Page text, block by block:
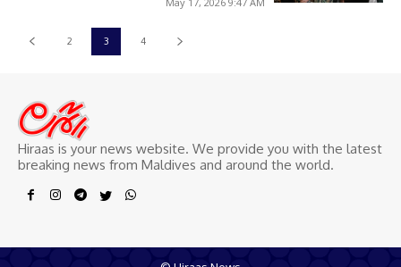
2 3 4
Hiraas is your news website. We provide you with the latest
breaking news from Maldives and around the world.